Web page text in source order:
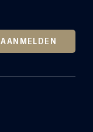
AANMELDEN